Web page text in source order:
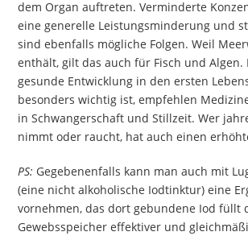
dem Organ auftreten. Verminderte
eine generelle Leistungsminderung und
sind ebenfalls mögliche Folgen. Weil
enthält, gilt das auch für Fisch und Algen.
gesunde Entwicklung in den ersten
besonders wichtig ist, empfehlen
in Schwangerschaft und Stillzeit. Wer
nimmt oder raucht, hat auch einen
PS: Gegebenenfalls kann man auch mit
(eine nicht alkoholische Iodtinktur) eine
vornehmen, das dort gebundene Iod füllt
Gewebsspeicher effektiver und